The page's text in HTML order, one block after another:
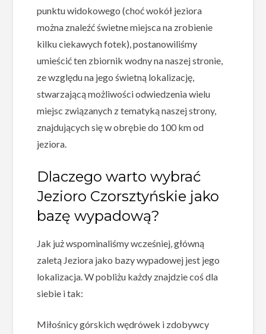
punktu widokowego (choć wokół jeziora
można znaleźć świetne miejsca na zrobienie
kilku ciekawych fotek), postanowiliśmy
umieścić ten zbiornik wodny na naszej stronie,
ze względu na jego świetną lokalizację,
stwarzającą możliwości odwiedzenia wielu
miejsc związanych z tematyką naszej strony,
znajdujących się w obrębie do 100 km od
jeziora.
Dlaczego warto wybrać
Jezioro Czorsztyńskie jako
bazę wypadową?
Jak już wspominaliśmy wcześniej, główną
zaletą Jeziora jako bazy wypadowej jest jego
lokalizacja. W pobliżu każdy znajdzie coś dla
siebie i tak:
Miłośnicy górskich wędrówek i zdobywcy